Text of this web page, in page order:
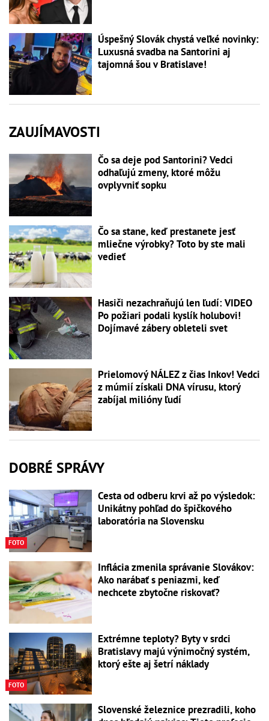
Úspešný Slovák chystá veľké novinky:
Luxusná svadba na Santorini aj
tajomná šou v Bratislave!
ZAUJÍMAVOSTI
Čo sa deje pod Santorini? Vedci
odhaľujú zmeny, ktoré môžu
ovplyvniť sopku
Čo sa stane, keď prestanete jesť
mliečne výrobky? Toto by ste mali
vedieť
Hasiči nezachraňujú len ľudí: VIDEO
Po požiari podali kyslík holubovi!
Dojímavé zábery obleteli svet
Prielomový NÁLEZ z čias Inkov! Vedci
z múmií získali DNA vírusu, ktorý
zabíjal milióny ľudí
DOBRÉ SPRÁVY
FOTO
Cesta od odberu krvi až po výsledok:
Unikátny pohľad do špičkového
laboratória na Slovensku
Inflácia zmenila správanie Slovákov:
Ako narábať s peniazmi, keď
nechcete zbytočne riskovať?
FOTO
Extrémne teploty? Byty v srdci
Bratislavy majú výnimočný systém,
ktorý ešte aj šetrí náklady
Slovenské železnice prezradili, koho